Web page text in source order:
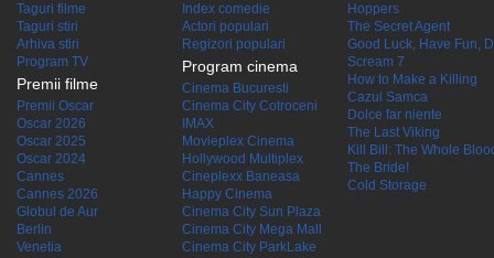
Taguri filme
Taguri stiri
Arhiva stiri
Program TV
Premii filme
Premii Oscar
Oscar 2026
Oscar 2025
Oscar 2024
Cannes
Cannes 2026
Globul de Aur
Berlin
Venetia
Index comedie
Actori populari
Regizori populari
Program cinema
Cinema Bucuresti
Cinema City Cotroceni
IMAX
Movieplex Cinema
Hollywood Multiplex
Cineplexx Baneasa
Happy Cinema
Cinema City Sun Plaza
Cinema City Mega Mall
Cinema City ParkLake
Hoppers
The Secret Agent
Good Luck, Have Fun,
Scream 7
How to Make a Killing
Cazul Samca
Dolce far niente
The Last Viking
Kill Bill: The Whole
The Bride!
Cold Storage